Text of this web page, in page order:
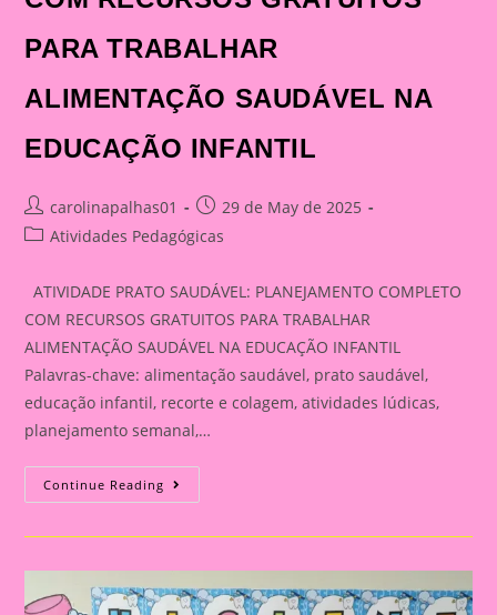
PARA TRABALHAR
ALIMENTAÇÃO SAUDÁVEL NA
EDUCAÇÃO INFANTIL
Post
author:
carolinapalhas01
Post
published:
29 de May de 2025
PostAtividades Pedagógicas
ATIVIDADE PRATO SAUDÁVEL: PLANEJAMENTO COMPLETO
COM RECURSOS GRATUITOS PARA TRABALHAR
ALIMENTAÇÃO SAUDÁVEL NA EDUCAÇÃO INFANTIL
Palavras-chave: alimentação saudável, prato saudável,
educação infantil, recorte e colagem, atividades lúdicas,
planejamento semanal,…
Continue Reading ATIVIDADE
PRATO
RECURSOS
GRATUITOS
PARA